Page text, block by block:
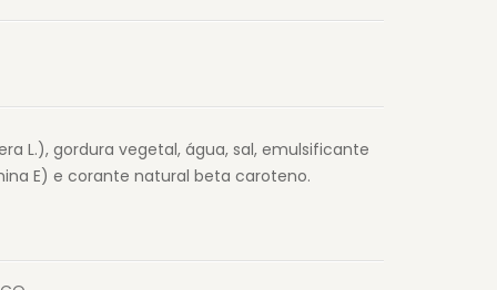
L.), gordura vegetal, água, sal, emulsificante
E) e corante natural beta caroteno.